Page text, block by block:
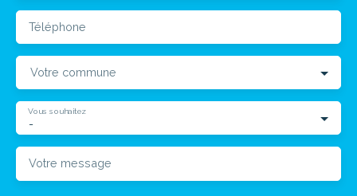
Téléphone
Votre commune
-
Vous souhaitez
Votre message